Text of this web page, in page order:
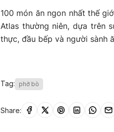
100 món ăn ngon nhất thế
Atlas thường niên, dựa trên
thực, đầu bếp và người sành
Tag: phở bò
Share: